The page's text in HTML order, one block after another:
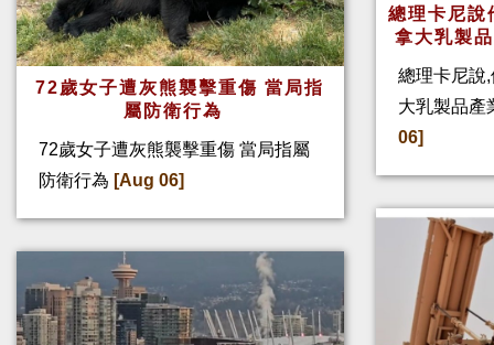
72歲女子遭灰熊襲擊重傷 當局指
屬防衛行為
72歲女子遭灰熊襲擊重傷 當局指屬
防衛行為 [Aug 06]
總理卡尼
拿大乳製
總理卡尼說
大乳製品產
06]